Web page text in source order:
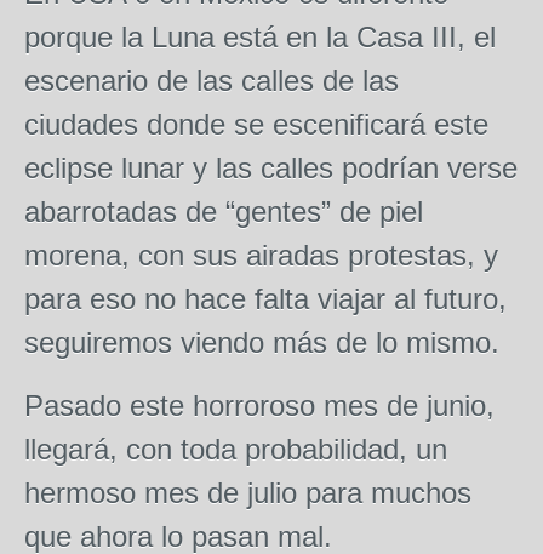
porque la Luna está en la Casa III, el
escenario de las calles de las
ciudades donde se escenificará este
eclipse lunar y las calles podrían verse
abarrotadas de “gentes” de piel
morena, con sus airadas protestas, y
para eso no hace falta viajar al futuro,
seguiremos viendo más de lo mismo.
Pasado este horroroso mes de junio,
llegará, con toda probabilidad, un
hermoso mes de julio para muchos
que ahora lo pasan mal.